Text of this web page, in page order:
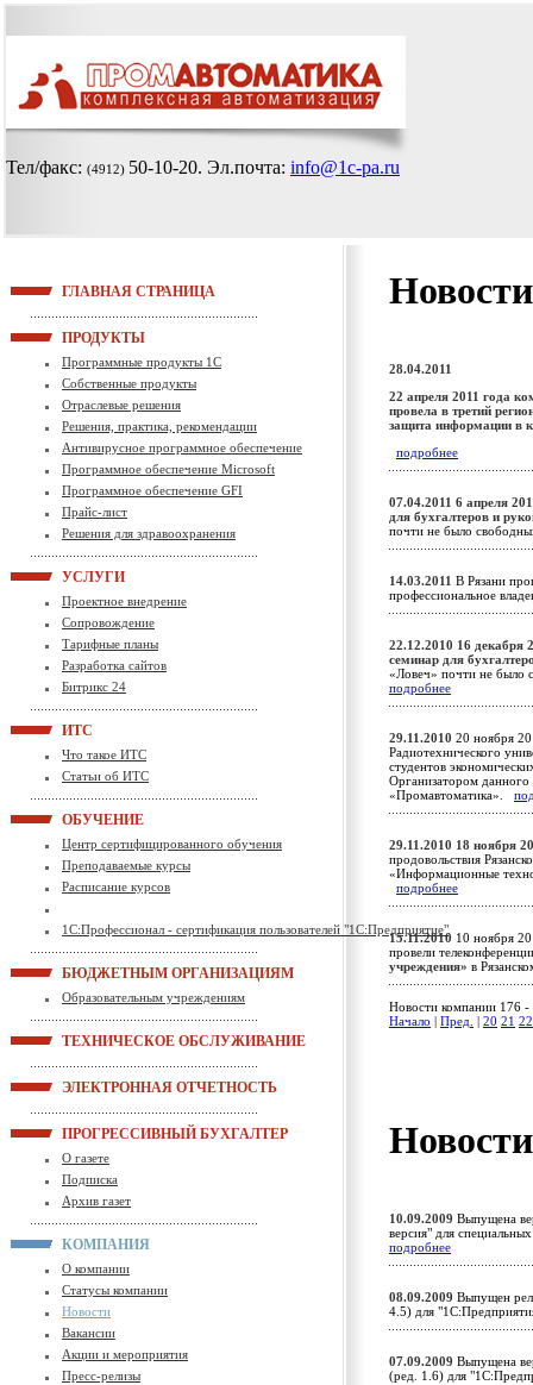
Тел/факс: (4912) 50-10-20. Эл.почта: info@1c-pa.ru
ГЛАВНАЯ СТРАНИЦА
ПРОДУКТЫ
Программные продукты 1С
Собственные продукты
Отраслевые решения
Решения, практика, рекомендации
Антивирусное программное обеспечение
Программное обеспечение Microsoft
Программное обеспечение GFI
Прайс-лист
Решения для здравоохранения
УСЛУГИ
Проектное внедрение
Сопровождение
Тарифные планы
Разработка сайтов
Битрикс 24
ИТС
Что такое ИТС
Статьи об ИТС
ОБУЧЕНИЕ
Центр сертифицированного обучения
Преподаваемые курсы
Расписание курсов
1С:Профессионал - сертификация пользователей "1С:Предприятие"
БЮДЖЕТНЫМ ОРГАНИЗАЦИЯМ
Образовательным учреждениям
ТЕХНИЧЕСКОЕ ОБСЛУЖИВАНИЕ
ЭЛЕКТРОННАЯ ОТЧЕТНОСТЬ
ПРОГРЕССИВНЫЙ БУХГАЛТЕР
О газете
Подписка
Архив газет
КОМПАНИЯ
О компании
Статусы компании
Новости
Вакансии
Акции и мероприятия
Пресс-релизы
28.04.2011
22 апреля 2011 года
провела в третий
защита информации в
подробнее
07.04.2011 6 апреля
для бухгалтеров и
почти не было
14.03.2011 В Рязани
профессиональное
22.12.2010 16 декабря
семинар для
«Ловеч» почти не было
подробнее
29.11.2010 20 ноября
Радиотехнического
студентов
Организатором данного
«Промавтоматика».
29.11.2010 18 ноября
продовольствия
«Информационные
подробнее
15.11.2010 10 ноября
провели
учреждения» в
Новости компании 176 -
Начало
Пред. 20 21 22
10.09.2009 Выпущена
версия" для
подробнее
08.09.2009 Выпущен
4.5) для
07.09.2009 Выпущена
(ред. 1.6) для